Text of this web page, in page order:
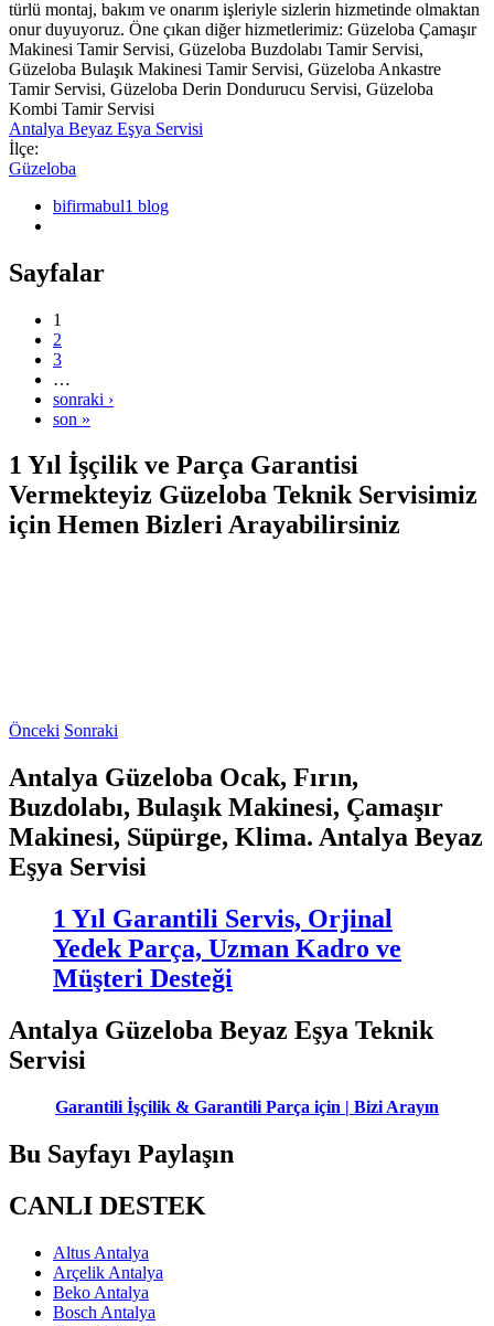
türlü montaj, bakım ve onarım işleriyle sizlerin hizmetinde olmaktan
onur duyuyoruz. Öne çıkan diğer hizmetlerimiz: Güzeloba Çamaşır
Makinesi Tamir Servisi, Güzeloba Buzdolabı Tamir Servisi,
Güzeloba Bulaşık Makinesi Tamir Servisi, Güzeloba Ankastre
Tamir Servisi, Güzeloba Derin Dondurucu Servisi, Güzeloba
Kombi Tamir Servisi
Antalya Beyaz Eşya Servisi
İlçe:
Güzeloba
bifirmabul1 blog
Sayfalar
1
2
3
…
sonraki ›
son »
1 Yıl İşçilik ve Parça Garantisi
Vermekteyiz Güzeloba Teknik Servisimiz
için Hemen Bizleri Arayabilirsiniz
Önceki Sonraki
Antalya Güzeloba Ocak, Fırın,
Buzdolabı, Bulaşık Makinesi, Çamaşır
Makinesi, Süpürge, Klima. Antalya Beyaz
Eşya Servisi
1 Yıl Garantili Servis, Orjinal
Yedek Parça, Uzman Kadro ve
Müşteri Desteği
Antalya Güzeloba Beyaz Eşya Teknik
Servisi
Garantili İşçilik & Garantili Parça için | Bizi Arayın
Bu Sayfayı Paylaşın
CANLI DESTEK
Altus Antalya
Arçelik Antalya
Beko Antalya
Bosch Antalya